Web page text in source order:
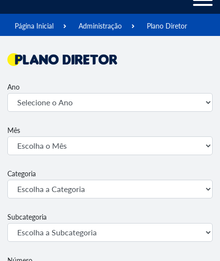
Página Inicial Administração Plano Diretor
Plano Diretor
Ano
Mês
Categoria
Subcategoria